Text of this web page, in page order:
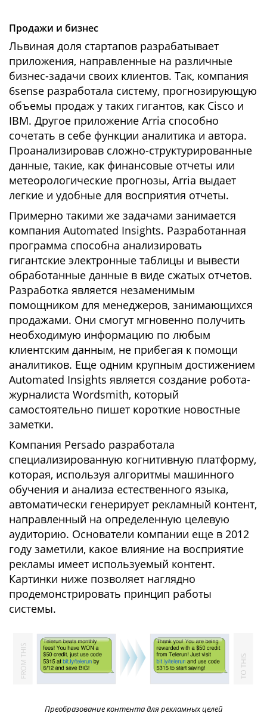
Продажи и бизнес
Львиная доля стартапов разрабатывает
приложения, направленные на различные
бизнес-задачи своих клиентов. Так, компания
6sense разработала систему, прогнозирующую
объемы продаж у таких гигантов, как Cisco и
IBM. Другое приложение Arria способно
сочетать в себе функции аналитика и автора.
Проанализировав сложно-структурированные
данные, такие, как финансовые отчеты или
метеорологические прогнозы, Arria выдает
легкие и удобные для восприятия отчеты.
Примерно такими же задачами занимается
компания Automated Insights. Разработанная
программа способна анализировать
гигантские электронные таблицы и вывести
обработанные данные в виде сжатых отчетов.
Разработка является незаменимым
помощником для менеджеров, занимающихся
продажами. Они смогут мгновенно получить
необходимую информацию по любым
клиентским данным, не прибегая к помощи
аналитиков. Еще одним крупным достижением
Automated Insights является создание робота-
журналиста Wordsmith, который
самостоятельно пишет короткие новостные
заметки.
Компания Persado разработала
специализированную когнитивную платформу,
которая, используя алгоритмы машинного
обучения и анализа естественного языка,
автоматически генерирует рекламный контент,
направленный на определенную целевую
аудиторию. Основатели компании еще в 2012
году заметили, какое влияние на восприятие
рекламы имеет используемый контент.
Картинки ниже позволяет наглядно
продемонстрировать принцип работы
системы.
Преобразование контента для рекламных целей